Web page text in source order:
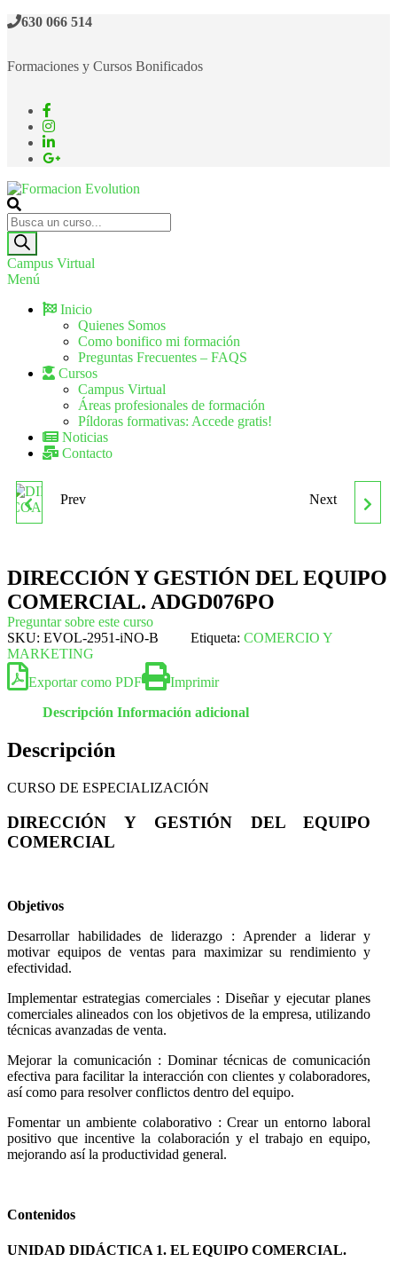
630 066 514
Formaciones y Cursos Bonificados
Formacion Evolution
Cursos de formación continua
Campus Virtual
Menú
Inicio
Quienes Somos
Como bonifico mi formación
Preguntas Frecuentes – FAQS
Cursos
Campus Virtual
Áreas profesionales de formación
Píldoras formativas: Accede gratis!
Noticias
Contacto
DIRECCIÓN DE EQUIPOS
ADGD067PO
Prev DIRECCION Y GESTION
PROYECTOS.
ADGD077PO
Next
DIRECCIÓN Y GESTIÓN DEL EQUIPO
COMERCIAL. ADGD076PO
Preguntar sobre este curso
SKU: EVOL-2951-iNO-B Etiqueta: COMERCIO Y
MARKETING
Exportar como PDF
Imprimir
Descripción Información adicional
Descripción
CURSO DE ESPECIALIZACIÓN
DIRECCIÓN Y GESTIÓN DEL EQUIPO
COMERCIAL
Objetivos
Desarrollar habilidades de liderazgo : Aprender a liderar y
motivar equipos de ventas para maximizar su rendimiento y
efectividad.
Implementar estrategias comerciales : Diseñar y ejecutar planes
comerciales alineados con los objetivos de la empresa, utilizando
técnicas avanzadas de venta.
Mejorar la comunicación : Dominar técnicas de comunicación
efectiva para facilitar la interacción con clientes y colaboradores,
así como para resolver conflictos dentro del equipo.
Fomentar un ambiente colaborativo : Crear un entorno laboral
positivo que incentive la colaboración y el trabajo en equipo,
mejorando así la productividad general.
Contenidos
UNIDAD DIDÁCTICA 1. EL EQUIPO COMERCIAL.